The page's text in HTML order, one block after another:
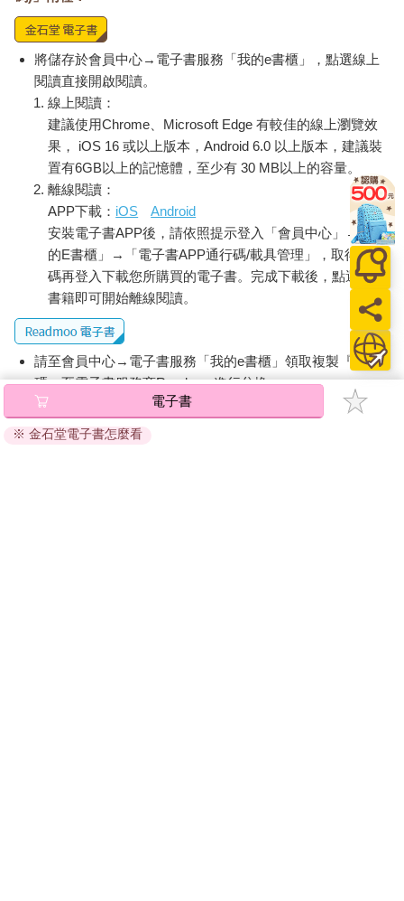
將儲存於會員中心→電子書服務「我的e書櫃」，點選線上
閱讀直接開啟閱讀。
線上閱讀：
建議使用Chrome、Microsoft Edge 有較佳的線上瀏覽效
果， iOS 16 或以上版本，Android 6.0 以上版本，建議裝
置有6GB以上的記憶體，至少有 30 MB以上的容量。
離線閱讀：
APP下載： iOS
Android
安裝電子書APP後，請依照提示登入「會員中心」→「我
的E書櫃」→「電子書APP通行碼/載具管理」，取得通行
碼再登入下載您所購買的電子書。完成下載後，點選任一
書籍即可開始離線閱讀。
請至會員中心→電子書服務「我的e書櫃」領取複製『兌換
碼』至電子書服務商Readmoo進行兌換。
退換貨須知：
因版權保護，您在金石堂所購買的電子書僅能以金石堂專屬
電子書
※ 金石堂電子書怎麼看